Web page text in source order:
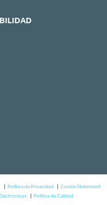
Política de Privacidad
Cookie Statement
Política de Calidad